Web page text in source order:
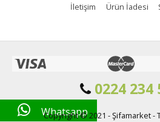
Whatsapp
İletişim Ürün İadesi
0224 234
Copyright © 2021 - Şifamarket -